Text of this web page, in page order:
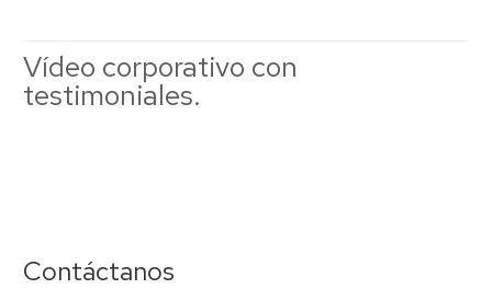
Vídeo corporativo con
testimoniales.
Contáctanos